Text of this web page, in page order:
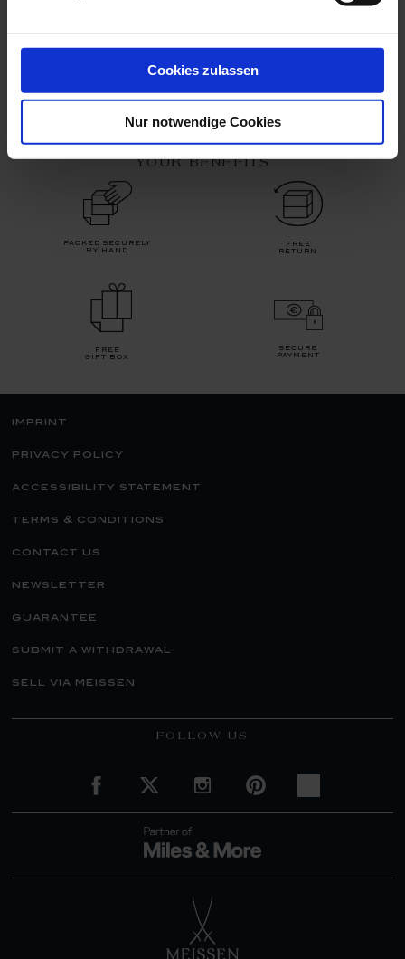
Cookies zulassen
Nur notwendige Cookies
YOUR BENEFITS
packed securely
by hand
free
return
free
gift box
secure
payment
imprint
privacy policy
accessibility statement
terms & conditions
contact us
newsletter
guarantee
submit a withdrawal
sell via meissen
FOLLOW US